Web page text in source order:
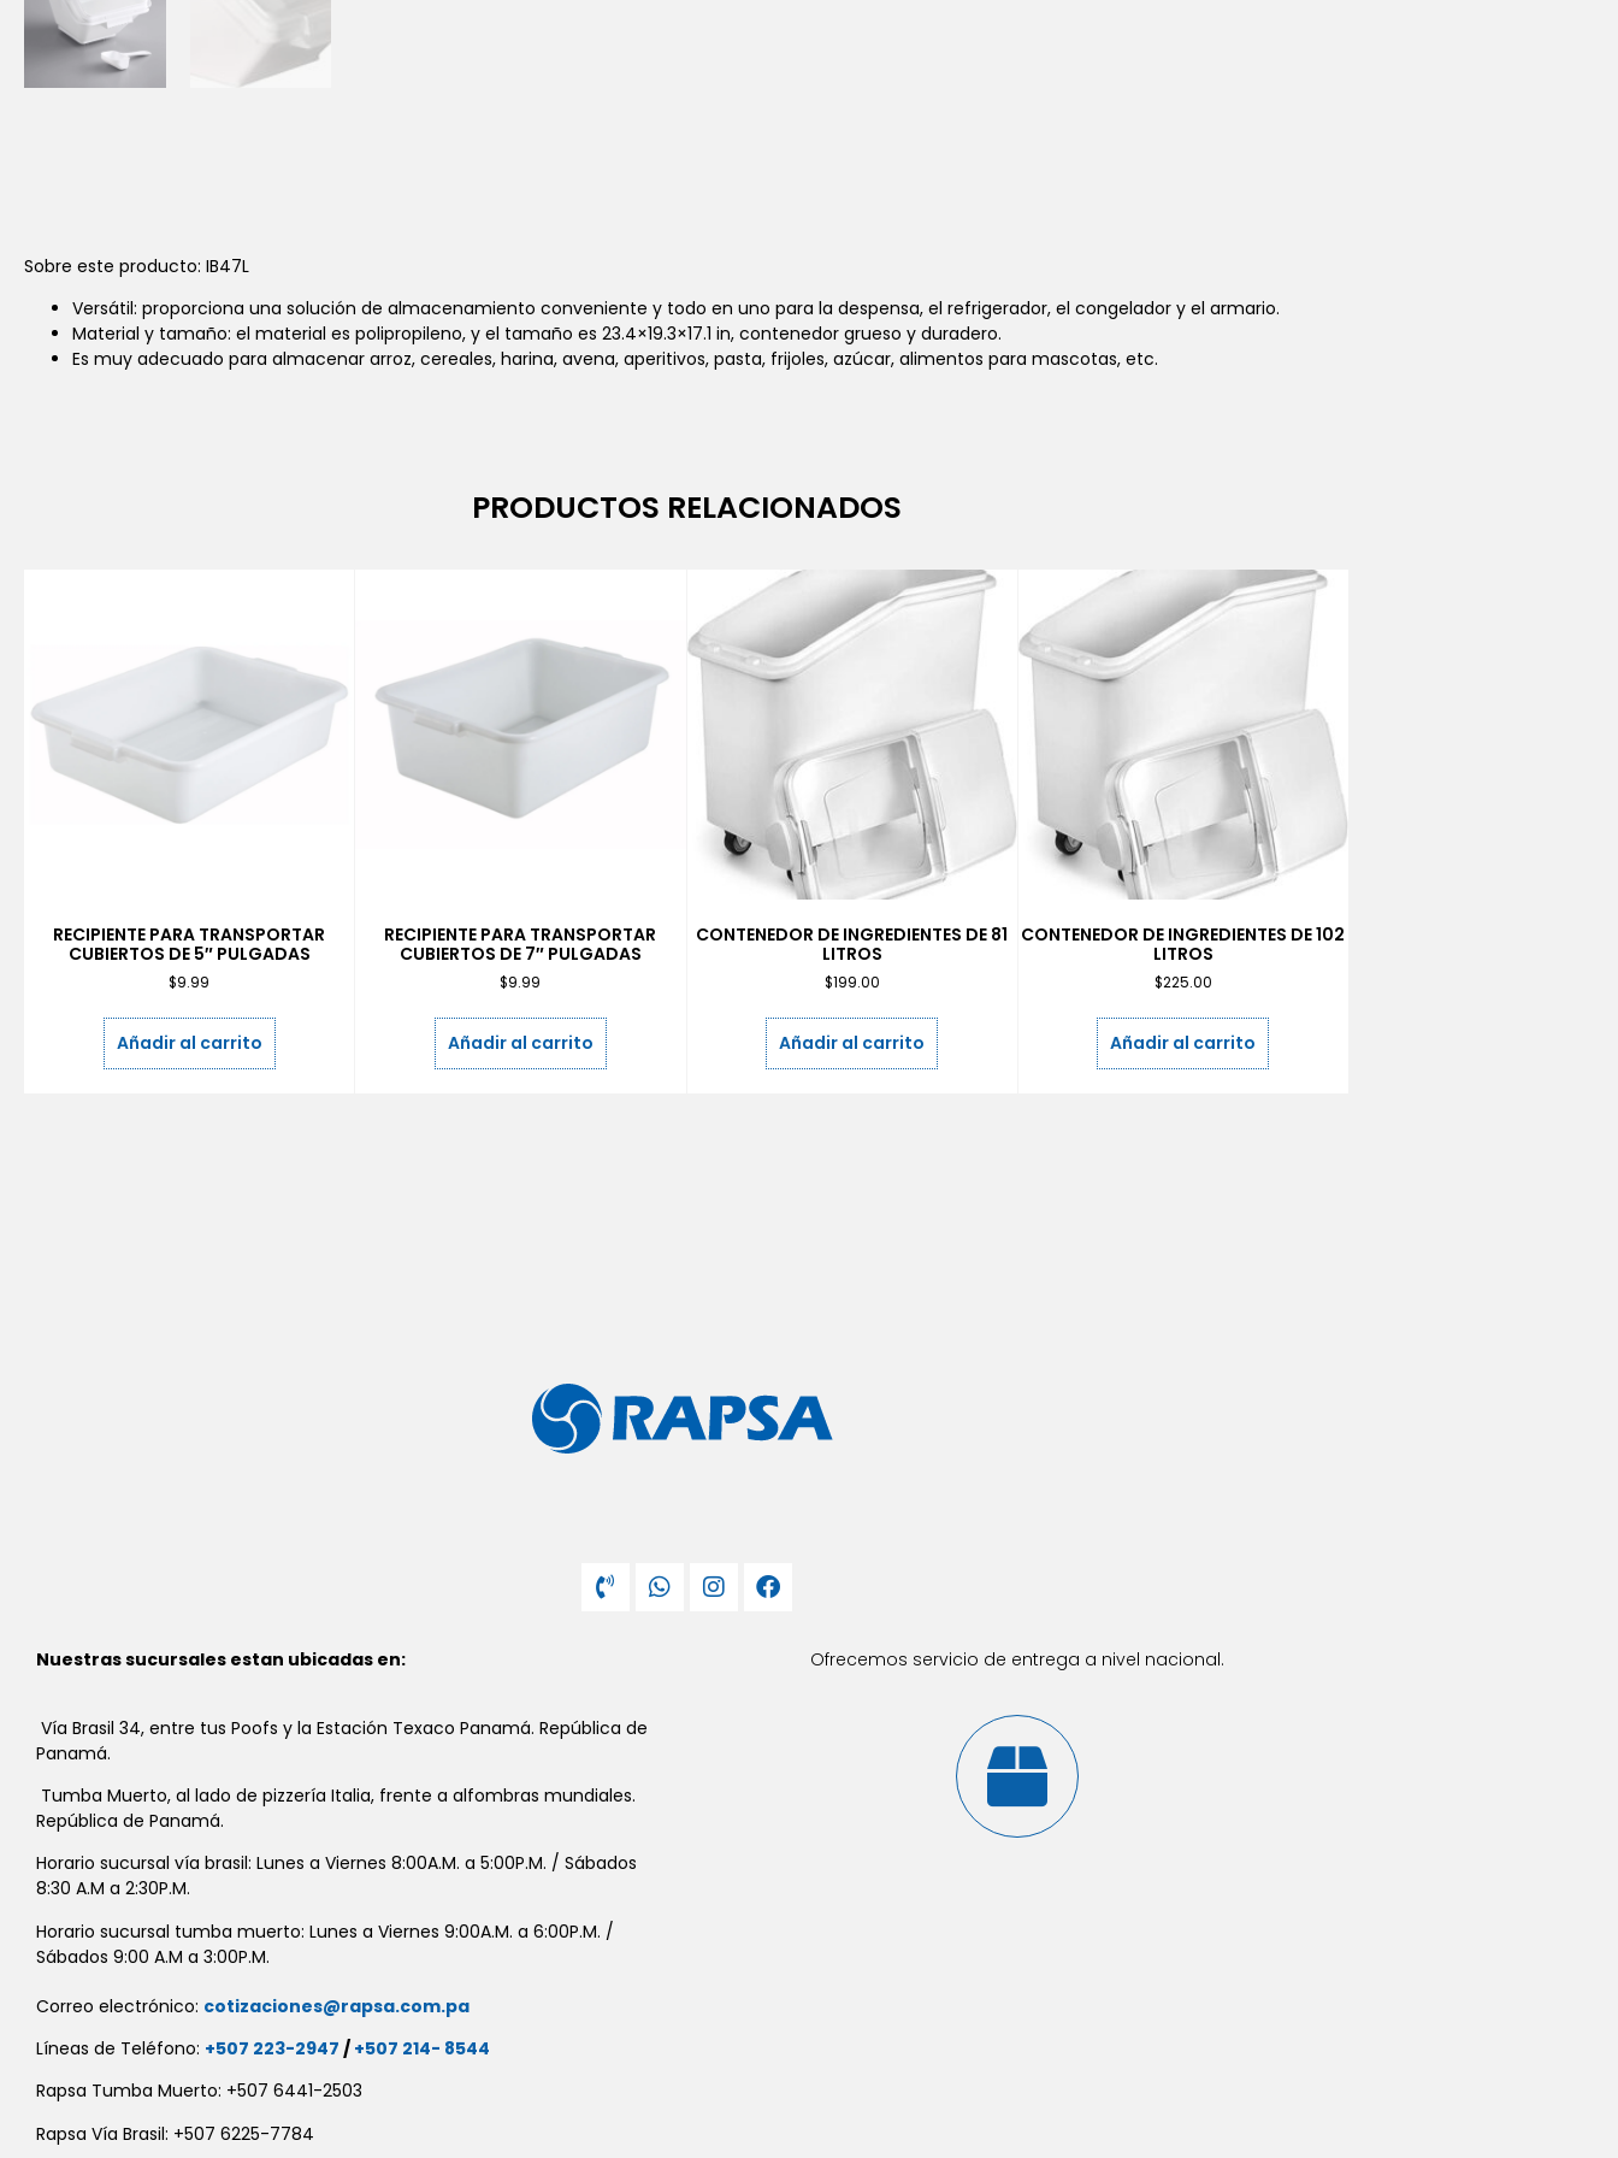
Sobre este producto: IB47L
Versátil: proporciona una solución de almacenamiento conveniente y todo en uno para la despensa, el refrigerador, el congelador y el armario.
Material y tamaño: el material es polipropileno, y el tamaño es 23.4×19.3×17.1 in, contenedor grueso y duradero.
Es muy adecuado para almacenar arroz, cereales, harina, avena, aperitivos, pasta, frijoles, azúcar, alimentos para mascotas, etc.
PRODUCTOS RELACIONADOS
RECIPIENTE PARA TRANSPORTAR
CUBIERTOS DE 5″ PULGADAS
$9.99
Añadir al carrito
RECIPIENTE PARA TRANSPORTAR
CUBIERTOS DE 7″ PULGADAS
$9.99
Añadir al carrito
CONTENEDOR DE INGREDIENTES DE 81
LITROS
$199.00
Añadir al carrito
CONTENEDOR DE INGREDIENTES DE 102
LITROS
$225.00
Añadir al carrito
Nuestras sucursales estan ubicadas en:
Vía Brasil 34, entre tus Poofs y la Estación Texaco Panamá. República de
Panamá.
Tumba Muerto, al lado de pizzería Italia, frente a alfombras mundiales.
República de Panamá.
Horario sucursal vía brasil: Lunes a Viernes 8:00A.M. a 5:00P.M. / Sábados
8:30 A.M a 2:30P.M.
Horario sucursal tumba muerto: Lunes a Viernes 9:00A.M. a 6:00P.M. /
Sábados 9:00 A.M a 3:00P.M.
Correo electrónico: cotizaciones@rapsa.com.pa
Líneas de Teléfono: +507 223-2947 / +507 214- 8544
Rapsa Tumba Muerto: +507 6441-2503
Rapsa Vía Brasil: +507 6225-7784
Ofrecemos servicio de entrega a nivel nacional.